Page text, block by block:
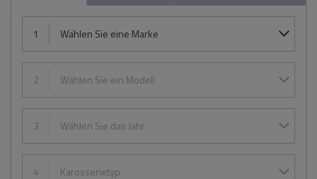
1 Wählen Sie eine Marke
2 Wählen Sie ein Modell
3 Wählen Sie das Jahr
4 Karosserietyp